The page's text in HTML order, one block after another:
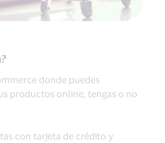
donde puedes
productos online, tengas o no
con tarjeta de crédito y